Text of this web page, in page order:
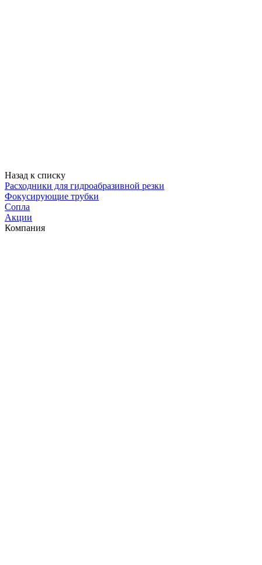
Назад к списку
Расходники для гидроабразивной резки
Фокусирующие трубки
Сопла
Акции
Компания